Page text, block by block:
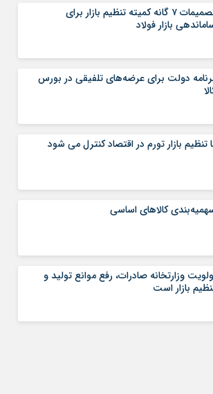
تصمیمات ۷ گانه کمیته تنظیم بازار برای
بازار فولاد
دولت برای عرضه‌های تلفیقی در بورس
تنظیم بازار تورم در اقتصاد کنترل می شود
کالاهای اساسی
وزارتخانه صادرات، رفع موانع تولید و
بازار است